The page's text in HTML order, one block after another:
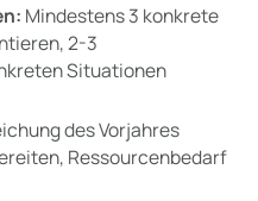
Mindestens 3 konkrete
2-3
Situationen
des Vorjahres
Ressourcenbedarf